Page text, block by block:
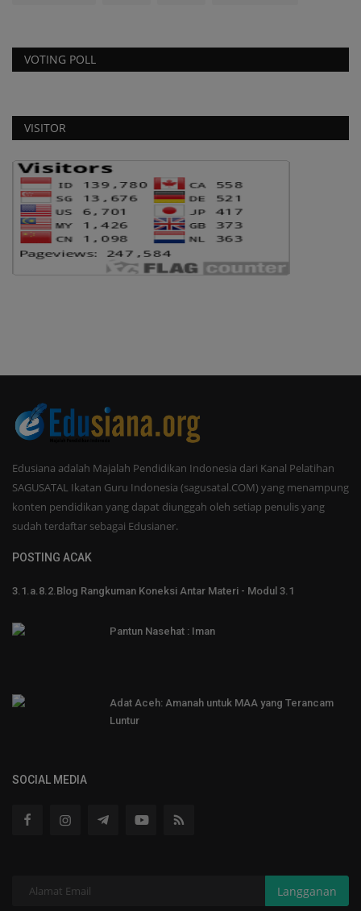
VOTING POLL
VISITOR
Edusiana adalah Majalah Pendidikan Indonesia dari Kanal Pelatihan
SAGUSATAL Ikatan Guru Indonesia (sagusatal.COM) yang menampung
konten pendidikan yang dapat diunggah oleh setiap penulis yang
sudah terdaftar sebagai Edusianer.
POSTING ACAK
3.1.a.8.2.Blog Rangkuman Koneksi Antar Materi - Modul 3.1
Pantun Nasehat : Iman
Adat Aceh: Amanah untuk MAA yang Terancam
Luntur
SOCIAL MEDIA
Langganan